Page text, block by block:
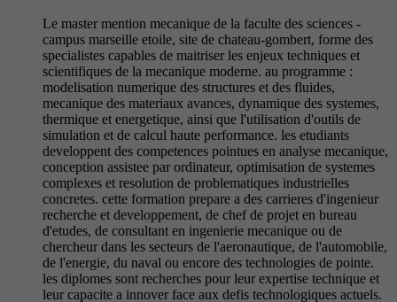
Le master mention mecanique de la faculte des sciences -
campus marseille etoile, site de chateau-gombert, forme des
specialistes capables de maitriser les enjeux techniques et
scientifiques de la mecanique moderne. au programme :
modelisation numerique des structures et des fluides,
mecanique des materiaux avances, dynamique des systemes,
thermique et energetique, ainsi que l'utilisation d'outils de
simulation et de calcul haute performance. les etudiants
developpent des competences pointues en analyse mecanique,
conception assistee par ordinateur, optimisation de systemes
complexes et resolution de problematiques industrielles
concretes. cette formation prepare a des carrieres d'ingenieur
recherche et developpement, de chef de projet en bureau
d'etudes, de consultant en ingenierie mecanique ou de
chercheur dans les secteurs de l'aeronautique, de l'automobile,
de l'energie, du naval ou encore des technologies de pointe.
les diplomes sont recherches pour leur expertise technique et
leur capacite a innover face aux defis technologiques actuels.